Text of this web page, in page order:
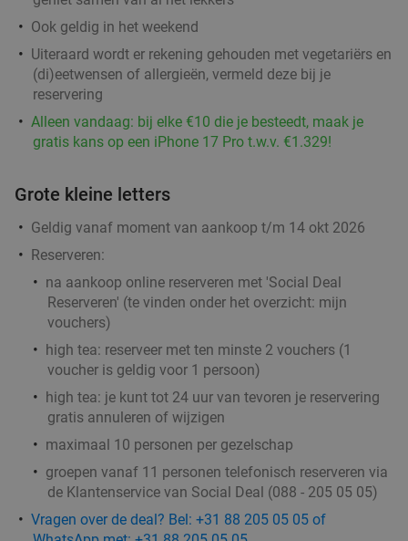
Café Orquídea
Rotterdam 3 min. directions_car
Verkocht: 142 Regulier €34
€21
Kaapverdisch 3-gangendiner à la carte bij
Vandaag Morgen Do
Vr
Rotterdam 3 min.
Verkocht: 39
€24
Lunch voor 2 bij Fletcher Hotels
Rotterdam
4 min.directions_car
Verkocht: 4.878 Regulier €33
Ook geldig in het weekend
Uiteraard wordt er rekening gehouden met vegetariërs en
(di)eetwensen of allergieën, vermeld deze bij je
reservering
Alleen vandaag: bij elke €10 die je besteedt, maak je
gratis kans op een iPhone 17 Pro t.w.v. €1.329!
Grote kleine letters
Geldig vanaf moment van aankoop t/m 14 okt 2026
Reserveren:
na aankoop online reserveren met 'Social Deal
Reserveren' (te vinden onder het overzicht: mijn
vouchers)
high tea: reserveer met ten minste 2 vouchers (1
voucher is geldig voor 1 persoon)
high tea: je kunt tot 24 uur van tevoren je reservering
gratis annuleren of wijzigen
maximaal 10 personen per gezelschap
groepen vanaf 11 personen telefonisch reserveren via
de Klantenservice van Social Deal (088 - 205 05 05)
Vragen over de deal? Bel: +31 88 205 05 05 of